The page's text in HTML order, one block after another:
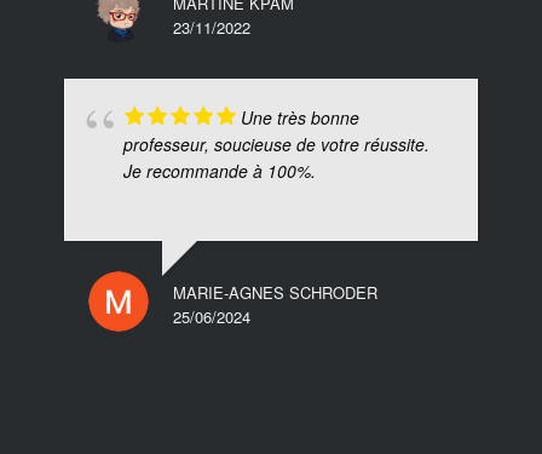
23/11/2022
Une très bonne
professeur, soucieuse de votre réussite.
Je recommande à 100%.
MARIE-AGNES SCHRODER
25/06/2024